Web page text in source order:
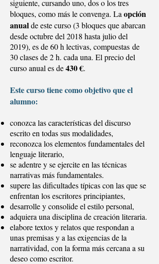
siguiente, cursando uno, dos o los tres
bloques, como más le convenga. La opción
anualde este curso (3 bloques que abarcan
desde octubre del 2018 hasta julio del
2019), es de 60 h lectivas, compuestas de
30 clases de 2 h. cada una. El precio del
curso anual es de430 €.
Este curso tiene como objetivo que el
alumno:
conozca las características del discurso
escrito en todas sus modalidades,
reconozca los elementos fundamentales del
lenguaje literario,
se adentre y se ejercite en las técnicas
narrativas más fundamentales.
supere las dificultades típicas con las que se
enfrentan los escritores principiantes,
desarrolle y consolide el estilo personal,
adquiera una disciplina de creación literaria.
elabore textos y relatos que respondan a
unas premisas y a las exigencias de la
narratividad, con la forma más cercana a su
deseo como escritor.